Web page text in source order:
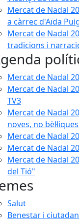
Mercat de Nadal
a càrrec d'Aïda
Mercat de Nadal
tradicions i
Mercat de Nadal
Mercat de Nadal
TV3
Mercat de Nadal
noves, no
Mercat de Nadal
Mercat de Nadal
Mercat de Nadal
del Tió"
Salut
Benestar i